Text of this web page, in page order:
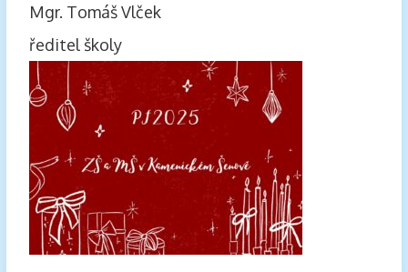
Mgr. Tomáš Vlček
ředitel školy